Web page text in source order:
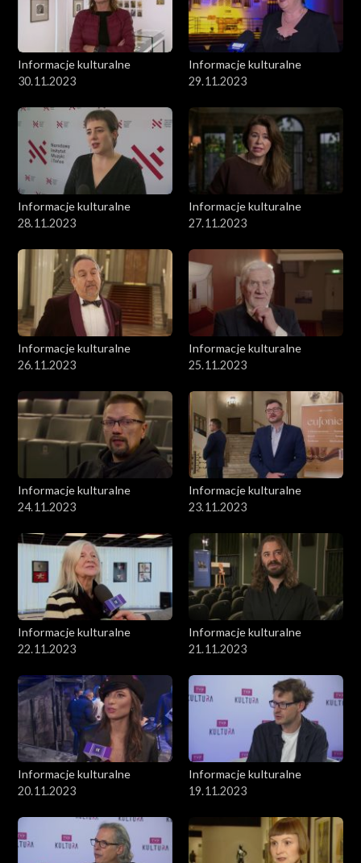
Informacje kulturalne
30.11.2023
Informacje kulturalne
29.11.2023
Informacje kulturalne
28.11.2023
Informacje kulturalne
27.11.2023
Informacje kulturalne
26.11.2023
Informacje kulturalne
25.11.2023
Informacje kulturalne
24.11.2023
Informacje kulturalne
23.11.2023
Informacje kulturalne
22.11.2023
Informacje kulturalne
21.11.2023
Informacje kulturalne
20.11.2023
Informacje kulturalne
19.11.2023